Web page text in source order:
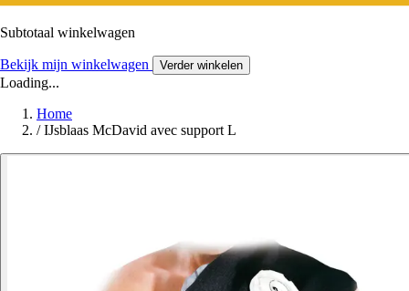
Subtotaal winkelwagen
Bekijk mijn winkelwagen Verder winkelen
Loading...
Home
/ IJsblaas McDavid avec support L